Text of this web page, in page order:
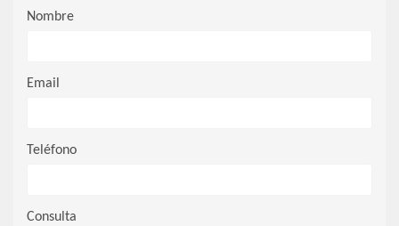
Nombre
Email
Teléfono
Consulta